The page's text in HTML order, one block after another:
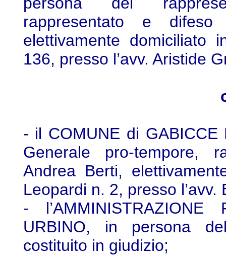
rappresentato e difeso
elettivamente domiciliato
136, presso l’avv. Aristide
- il COMUNE di
Generale pro-tempore,
Andrea Berti,
Leopardi n. 2, presso l’avv.
-
URBINO, in persona
costituito in giudizio;